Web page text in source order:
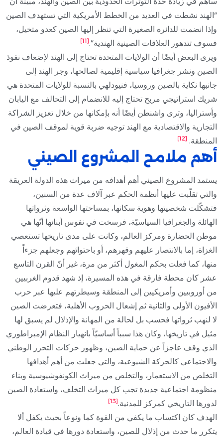
“الهند نشطت في العديد من الخطط الأمريكية التي تستهدف الصين
وإذا انضمت للدائرة الصغيرة التي تنظر إليها الصين كعدو متخيل،
فسوف تتدهور العلاقات الصينية الهندية”.[11]
ويرى البعض أيضًا أن الولايات المتحدة تحتاج إلى الهند لإضعاف نفوذ
الصين ونشر جغرافيا سياسية إقليمية لصالحها، وجر الهند إلى
جانبها نكاية بالصين وروسيا، فنيودلهي بالنسبة للولايات المتحدة هي
شريك استراتيجي مربح تحتاج إليه للانضمام إلى التحالف مع اليابان
وأستراليا، وترى واشنطن أيضًا أنه بإمكانها من خلال تعزيز الشراكة
التجارية والاقتصادية مع الهند توجيه ضربة قوية لموقف الصين في
المنطقة. [12]
أهم ملامح المشروع الصيني
يستمد المشروع الصيني أهم أهدافه من ميراث هذه الدولة العريقة
والتي تقلّبت عليها أنظمة الحكم عبر آلاف عدة من السنين،
فتشكّلت شخصيتها وهوية سكانها، بمساحتها الواسعة وثرواتها
الهائلة والجغرافيا السياسيّة، فرسخت في نفوس أبنائها أنّها هي
موطن الحضارة ومركز العالم، وكانت على مدى تاريخها تستعصي
الغزاة، إما بالانتصار عليهم وقهرهم، أو باحتوائهم وجعلهم جزءاً
منها، كما فعلت بحكم المغول أكثر من مرة، غير أنّ القرن التاسع
عشر كان محطة فارقة في هذه المسيرة، إذ شهد قدوم الغربيين
من أوروبيين وأمريكيين إلى المنطقة وسيطرتهم عليها عبر حرب
الأفيون الأولى والثانية ثم إشعال الحروب الأهلية، فتعرضت الصين
لا لنهب ثرواتها فحسب بل لحالة من المهانة والإذلال لم يسبق لها
مثيل في تاريخها، وكان هذا سبباً أساسيّاً بانهيار النظام الإمبراطوري
الذي وقف عاجزاً عن حماية الصين، وظهور حركات التحرر الوطني
والاجتماعي كالحركة الشيوعية، والتي جعلت من أهم أهدافها
التخلص من الاستعمار، والتخلص من ميراث الكونفوشيوسية وبناء
منظومة اجتماعية جديدة تجب كل ميراث التخلف، واستعادة الصين
لدورها التاريخي كمركز للمدنية.[13]
الهدف كان اكتساب ما يكفي من القوة كما ونوعاً بحيث يكفل ألا
يتكرر ما حدث من إذلال للصين، واستعادة دورها في قيادة العالم،